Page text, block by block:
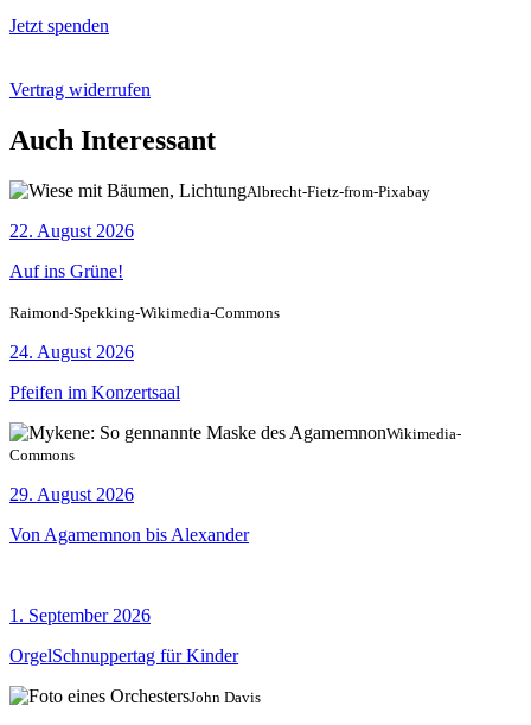
Jetzt spenden
Vertrag widerrufen
Auch Interessant
Albrecht-Fietz-from-Pixabay
22. August 2026
Auf ins Grüne!
Raimond-Spekking-Wikimedia-Commons
24. August 2026
Pfeifen im Konzertsaal
Wikimedia-
Commons
29. August 2026
Von Agamemnon bis Alexander
1. September 2026
OrgelSchnuppertag für Kinder
John Davis